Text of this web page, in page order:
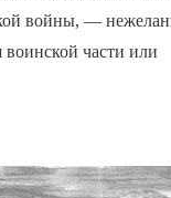
войны, —
части или